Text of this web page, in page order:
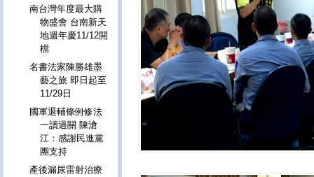
南台灣年度最大購
物盛會 台南新天
地週年慶11/12開
檔
名書法家陳勝雄墨
藝之旅 即日起至
11/29日
國軍退輔條例修法
一讀過關 陳滄
江：感謝民進黨
團支持
產後漏尿雷射治療